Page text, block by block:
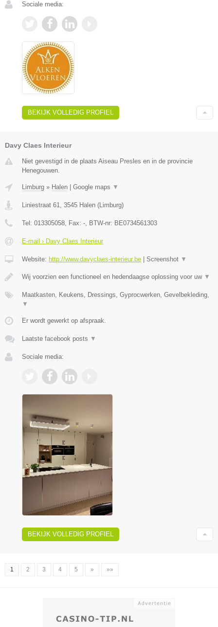
Sociale media:
BEKIJK VOLLEDIG PROFIEL
Davy Claes Interieur
Niet gevestigd in de plaats Aiseau Presles en in de provincie
Henegouwen.
Limburg » Halen Google maps ▼
Liniestraat 61, 3545 Halen (Limburg)
Tel: 013305058, Fax: -, BTW-nr: BE0734561303
E-mail › Davy Claes Interieur
Website: http://www.davyclaes-interieur.be Screenshot ▼
Wij voorzien een functioneel en hedendaagse oplossing voor uw ▼
Maatkasten, Keukens, Dressings, Gyprocwerken, Gevelbekleding,
▼
Er wordt gewerkt op afspraak.
Laatste facebook posts ▼
Sociale media:
BEKIJK VOLLEDIG PROFIEL
1 2 3 4 5 » »»